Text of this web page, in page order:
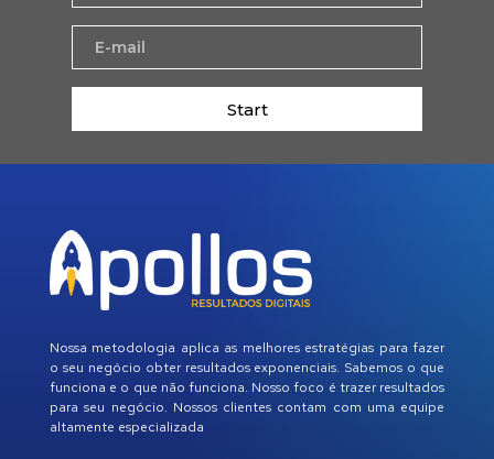
Start
Nossa metodologia aplica as melhores estratégias para fazer
o seu negócio obter resultados exponenciais. Sabemos o que
funciona e o que não funciona. Nosso foco é trazer resultados
para seu negócio. Nossos clientes contam com uma equipe
altamente especializada